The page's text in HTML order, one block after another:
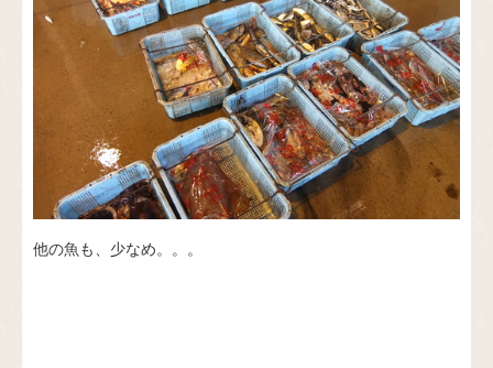
他の魚も、少なめ。。。